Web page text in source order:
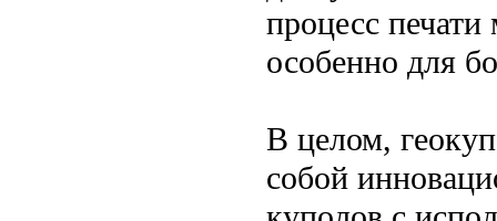
процесс
особенно для
В целом,
собой